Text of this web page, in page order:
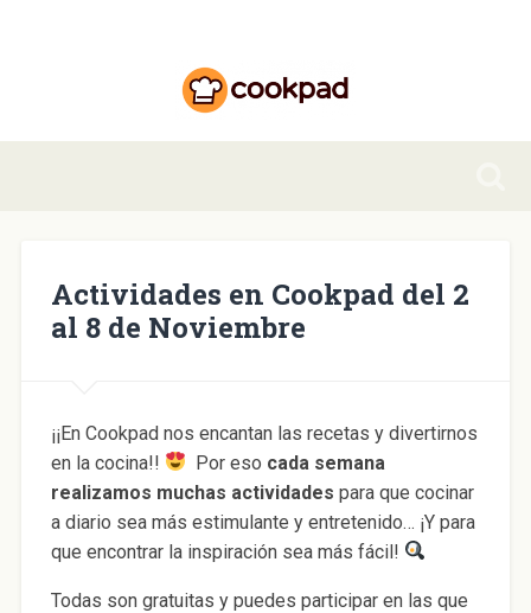
Actividades en Cookpad del 2
al 8 de Noviembre
¡¡En Cookpad nos encantan las recetas y divertirnos
en la cocina!!
Por eso cada semana
realizamos muchas actividades para que cocinar
a diario sea más estimulante y entretenido… ¡Y para
que encontrar la inspiración sea más fácil!
Todas son gratuitas y puedes participar en las que